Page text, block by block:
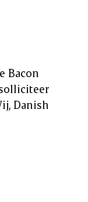
Bacon
Danish